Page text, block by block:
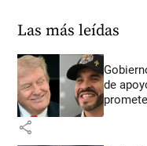
Las más leídas
de
share